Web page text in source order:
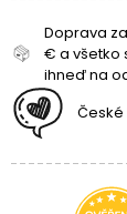
Doprava
€ a všetko
ihneď na